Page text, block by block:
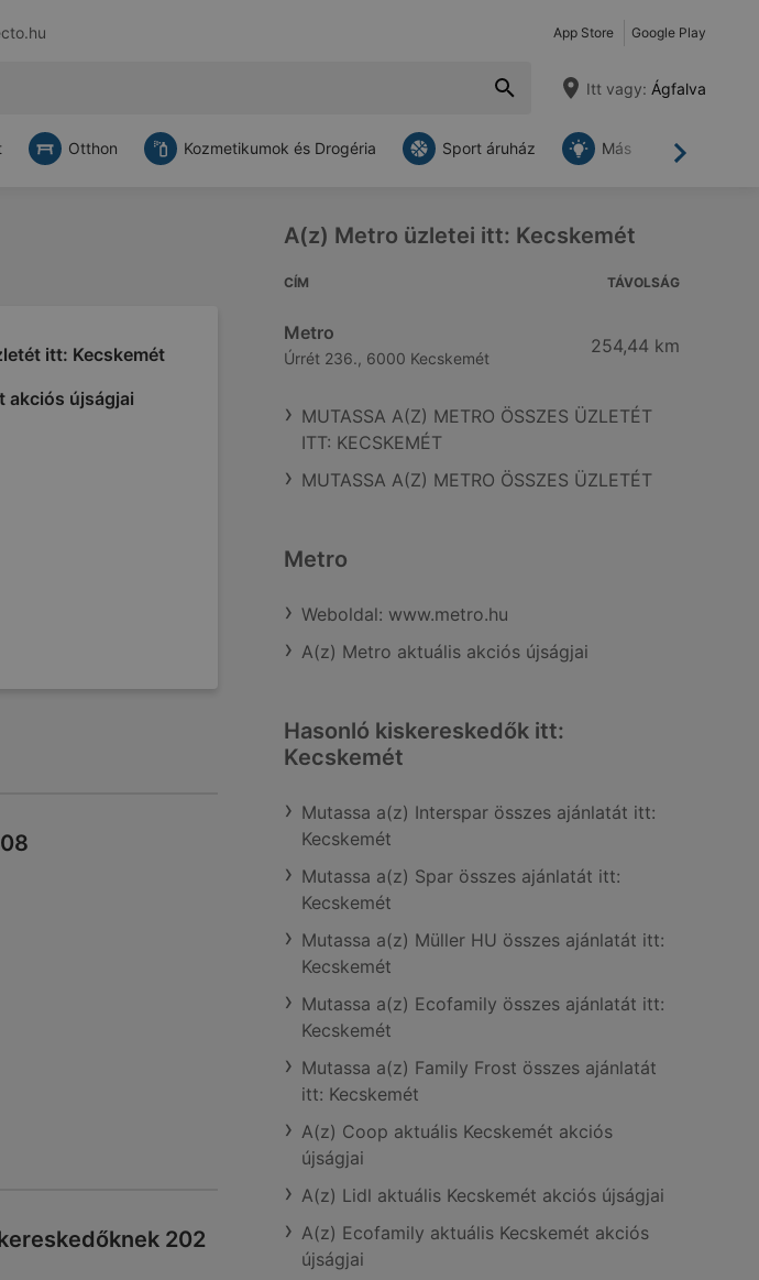
App Store Google Play
Itt vagy: Ágfalva
Tovább
Otthon Kozmetikumok és Drogéria Sport áruház Más
itt: Kecskemét
akciós újságjai
202
A(z) Metro üzletei itt: Kecskemét
CÍM TÁVOLSÁG
Metro
Úrrét 236., 6000 Kecskemét
254,44 km
MUTASSA A(Z) METRO ÖSSZES ÜZLETÉT
ITT: KECSKEMÉT
MUTASSA A(Z) METRO ÖSSZES ÜZLETÉT
Metro
Weboldal: www.metro.hu
A(z) Metro aktuális akciós újságjai
Hasonló kiskereskedők itt:
Kecskemét
Mutassa a(z) Interspar összes ajánlatát itt:
Kecskemét
Mutassa a(z) Spar összes ajánlatát itt:
Kecskemét
Mutassa a(z) Müller HU összes ajánlatát itt:
Kecskemét
Mutassa a(z) Ecofamily összes ajánlatát itt:
Kecskemét
Mutassa a(z) Family Frost összes ajánlatát
itt: Kecskemét
A(z) Coop aktuális Kecskemét akciós
újságjai
A(z) Lidl aktuális Kecskemét akciós újságjai
A(z) Ecofamily aktuális Kecskemét akciós
újságjai